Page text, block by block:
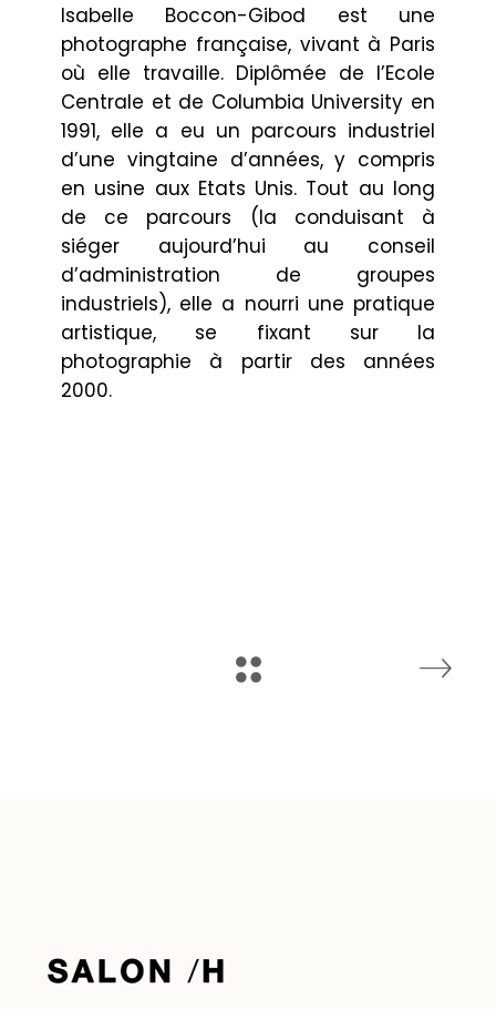
Isabelle Boccon-Gibod est une
photographe française, vivant à Paris
où elle travaille. Diplômée de l’Ecole
Centrale et de Columbia University en
1991, elle a eu un parcours industriel
d’une vingtaine d’années, y compris
en usine aux Etats Unis. Tout au long
de ce parcours (la conduisant à
siéger aujourd’hui au conseil
d’administration de groupes
industriels), elle a nourri une pratique
artistique, se fixant sur la
photographie à partir des années
2000.